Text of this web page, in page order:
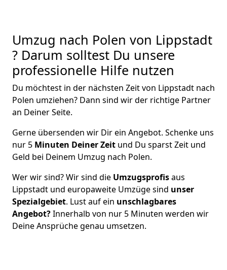
Umzug nach Polen von Lippstadt
? Darum solltest Du unsere
professionelle Hilfe nutzen
Du möchtest in der nächsten Zeit von Lippstadt nach
Polen umziehen? Dann sind wir der richtige Partner
an Deiner Seite.
Gerne übersenden wir Dir ein Angebot. Schenke uns
nur 5 Minuten Deiner Zeit und Du sparst Zeit und
Geld bei Deinem Umzug nach Polen.
Wer wir sind? Wir sind die Umzugsprofisaus
Lippstadt und europaweite Umzüge sind unser
Spezialgebiet. Lust auf ein unschlagbares
Angebot?Innerhalb von nur 5 Minuten werden wir
Deine Ansprüche genau umsetzen.